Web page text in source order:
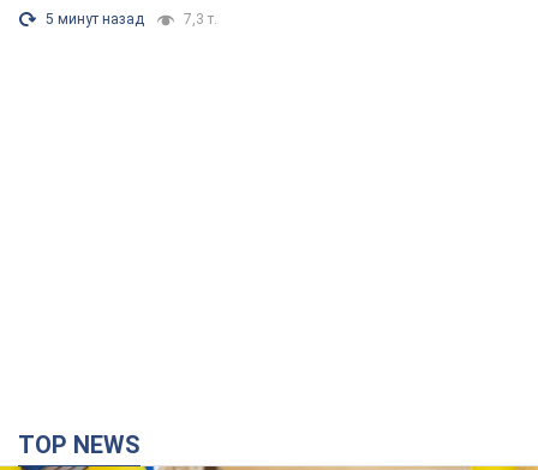
5 минут назад 7,3 т.
TOP NEWS